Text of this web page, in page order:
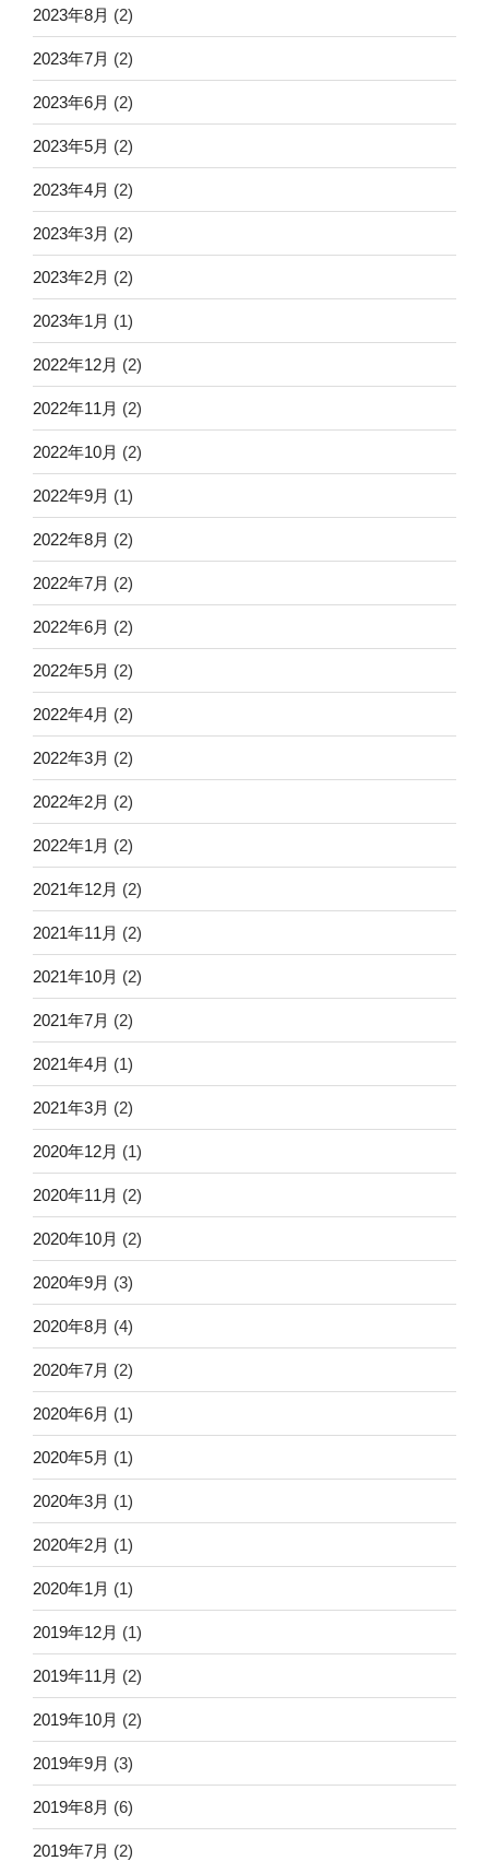
2023年8月 (2)
2023年7月 (2)
2023年6月 (2)
2023年5月 (2)
2023年4月 (2)
2023年3月 (2)
2023年2月 (2)
2023年1月 (1)
2022年12月 (2)
2022年11月 (2)
2022年10月 (2)
2022年9月 (1)
2022年8月 (2)
2022年7月 (2)
2022年6月 (2)
2022年5月 (2)
2022年4月 (2)
2022年3月 (2)
2022年2月 (2)
2022年1月 (2)
2021年12月 (2)
2021年11月 (2)
2021年10月 (2)
2021年7月 (2)
2021年4月 (1)
2021年3月 (2)
2020年12月 (1)
2020年11月 (2)
2020年10月 (2)
2020年9月 (3)
2020年8月 (4)
2020年7月 (2)
2020年6月 (1)
2020年5月 (1)
2020年3月 (1)
2020年2月 (1)
2020年1月 (1)
2019年12月 (1)
2019年11月 (2)
2019年10月 (2)
2019年9月 (3)
2019年8月 (6)
2019年7月 (2)